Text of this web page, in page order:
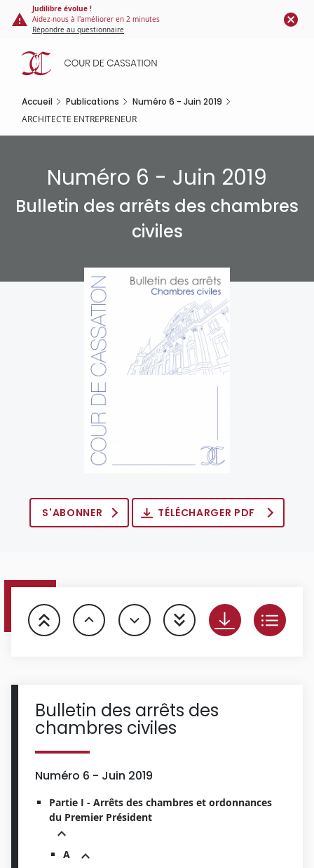
Panneau de gestion des cookies
contenu
principal
Judilibre évolue !
Aidez-nous à l'améliorer en 2 minutes
Répondre au questionnaire
Accueil Publications Numéro 6 - Juin 2019
ARCHITECTE ENTREPRENEUR
Numéro 6 - Juin 2019
Bulletin des arrêts des chambres
civiles
S'ABONNER TÉLÉCHARGER PDF
Bulletin des arrêts des
chambres civiles
Numéro 6 - Juin 2019
Partie I - Arrêts des chambres et ordonnances
du Premier Président
A